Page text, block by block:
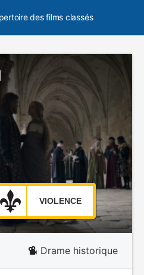
des films classés
VIOLENCE
Drame historique